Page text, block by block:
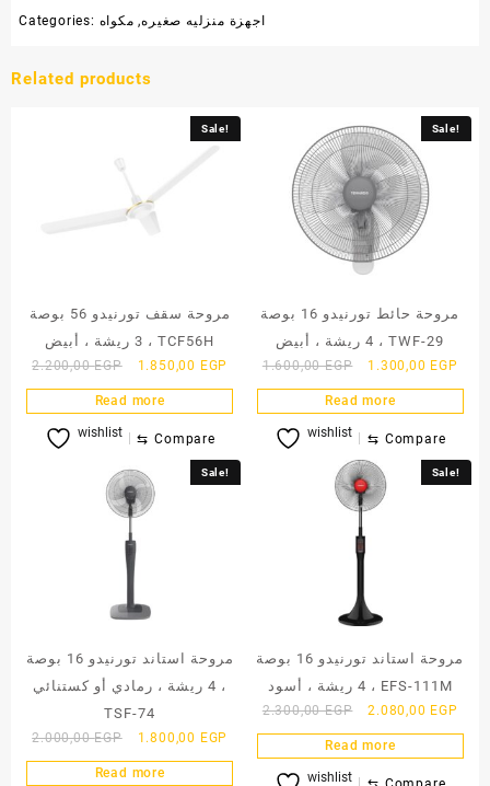
Categories: اجهزة منزليه صغيره, مكواه
Related products
Sale!
مروحة سقف تورنيدو 56 بوصة
، 3 ريشة ، أبيض TCF56H
2.200,00EGP
Original
price
was:
2.200,00 EGP.
1.850,00 EGP Current
price
is:
1.850,00 EGP.
Read more
wishlist ⇆ Compare
Sale!
مروحة حائط تورنيدو 16 بوصة
، 4 ريشة ، أبيض TWF-29
1.600,00EGP
Original
price
was:
1.600,00 EGP.
1.300,00 EGP
price
is:
Read more
wishlist ⇆ Compare
Sale!
مروحة استاند تورنيدو 16 بوصة
، 4 ريشة ، رمادي أو كستنائي
TSF-74
2.000,00EGP
Original
price
was:
1.800,00 EGP Current
price
is:
Read more
Sale!
مروحة استاند تورنيدو 16 بوصة
، 4 ريشة ، أسود EFS-111M
2.300,00EGP
Original
price
was:
2.300,00 EGP.
2.080,00 EGP
price
is:
Read more
wishlist